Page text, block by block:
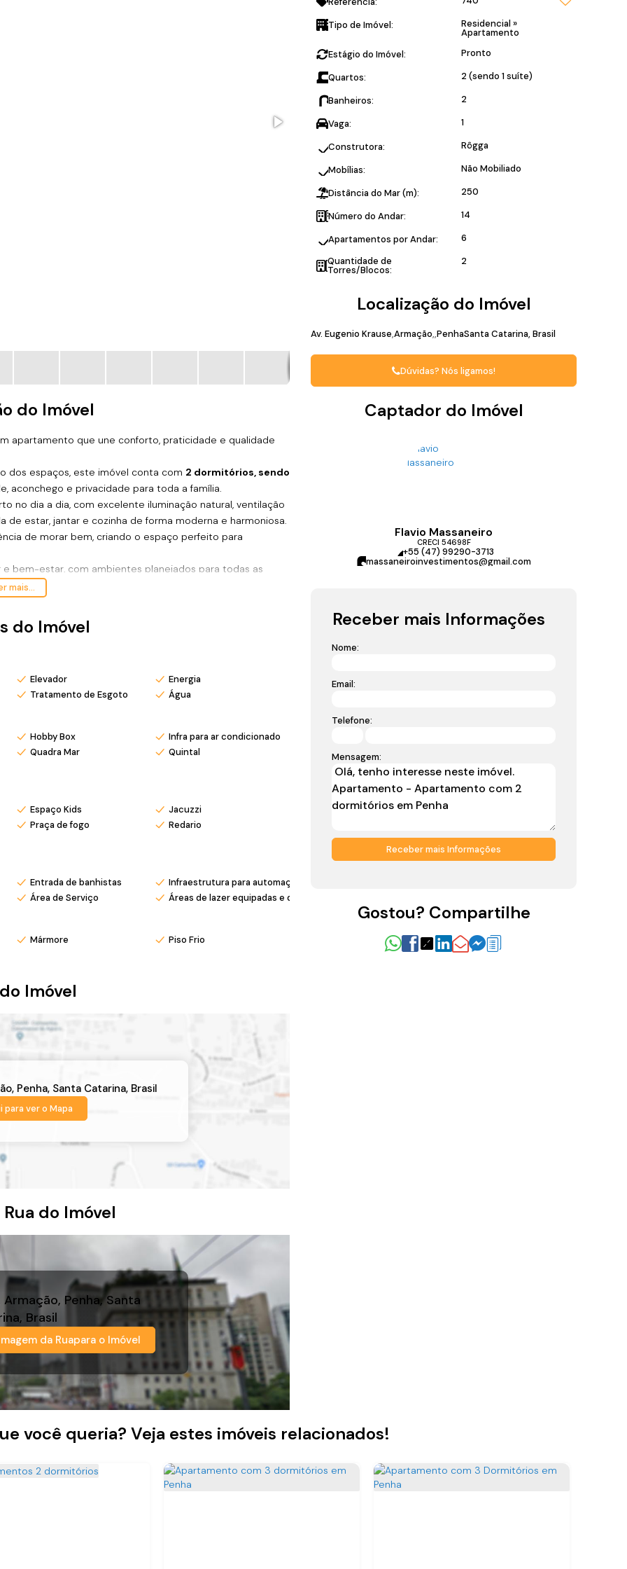
do Imóvel
apartamento que une conforto, praticidade e qualidade
dos espaços, este imóvel conta com 2 dormitórios, sendo
aconchego e privacidade para toda a família.
no dia a dia, com excelente iluminação natural, ventilação
de estar, jantar e cozinha de forma moderna e harmoniosa.
de morar bem, criando o espaço perfeito para
bem-estar, com ambientes planejados para todas as
academia equipada, salão de festas, espaço gourmet,
tornam a rotina mais leve e prazerosa.
a poucos metros da praia
do Beto Carrero World
para quem busca unir lazer, conveniência e
pré agendamento.
mais...
do Imóvel
Elevador
Energia
Tratamento de Esgoto Água
Hobby Box
Infra para ar condicionado
Quadra Mar
Quintal
Espaço Kids
Jacuzzi
Praça de fogo
Redario
Entrada de banhistas
Infraestrutura para automação
Área de Serviço Áreas de lazer equipadas e decoradas
Mármore
Piso Frio
Imóvel
, Penha, Santa Catarina, Brasil
para ver o Mapa
do Imóvel
Armação, Penha,Santa
, Brasil
da Ruapara o Imóvel
Tipo de Imóvel: Residencial »
Apartamento
Estágio do Imóvel:
Pronto
Quartos: 2 (sendo 1 suíte)
Banheiros: 2
Vaga: 1
Construtora: Rôgga
Mobílias: Não Mobiliado
Distância do Mar (m): 250
Número do Andar: 14
Apartamentos por Andar:
6
Quantidade de
Torres/Blocos:
2
Localização do Imóvel
Av. Eugenio Krause Armação PenhaSanta Catarina, Brasil
Dúvidas? Nós ligamos!
Captador do Imóvel
Flavio Massaneiro
CRECI 54698F
+55 (47) 99290-3713
massaneiroinvestimentos@gmail.com
Receber mais Informações
Nome:
Email:
Telefone:
Mensagem:
Gostou? Compartilhe
você queria? Veja estes imóveis relacionados!